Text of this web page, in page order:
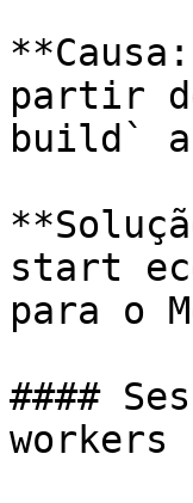
partir
build`
start
para o
####
workers